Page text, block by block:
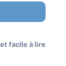
facile à lire